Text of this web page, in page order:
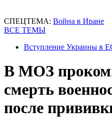
СПЕЦТЕМА: Война в Иране
ВСЕ ТЕМЫ
Вступление Украины в
В МОЗ
смерть
после